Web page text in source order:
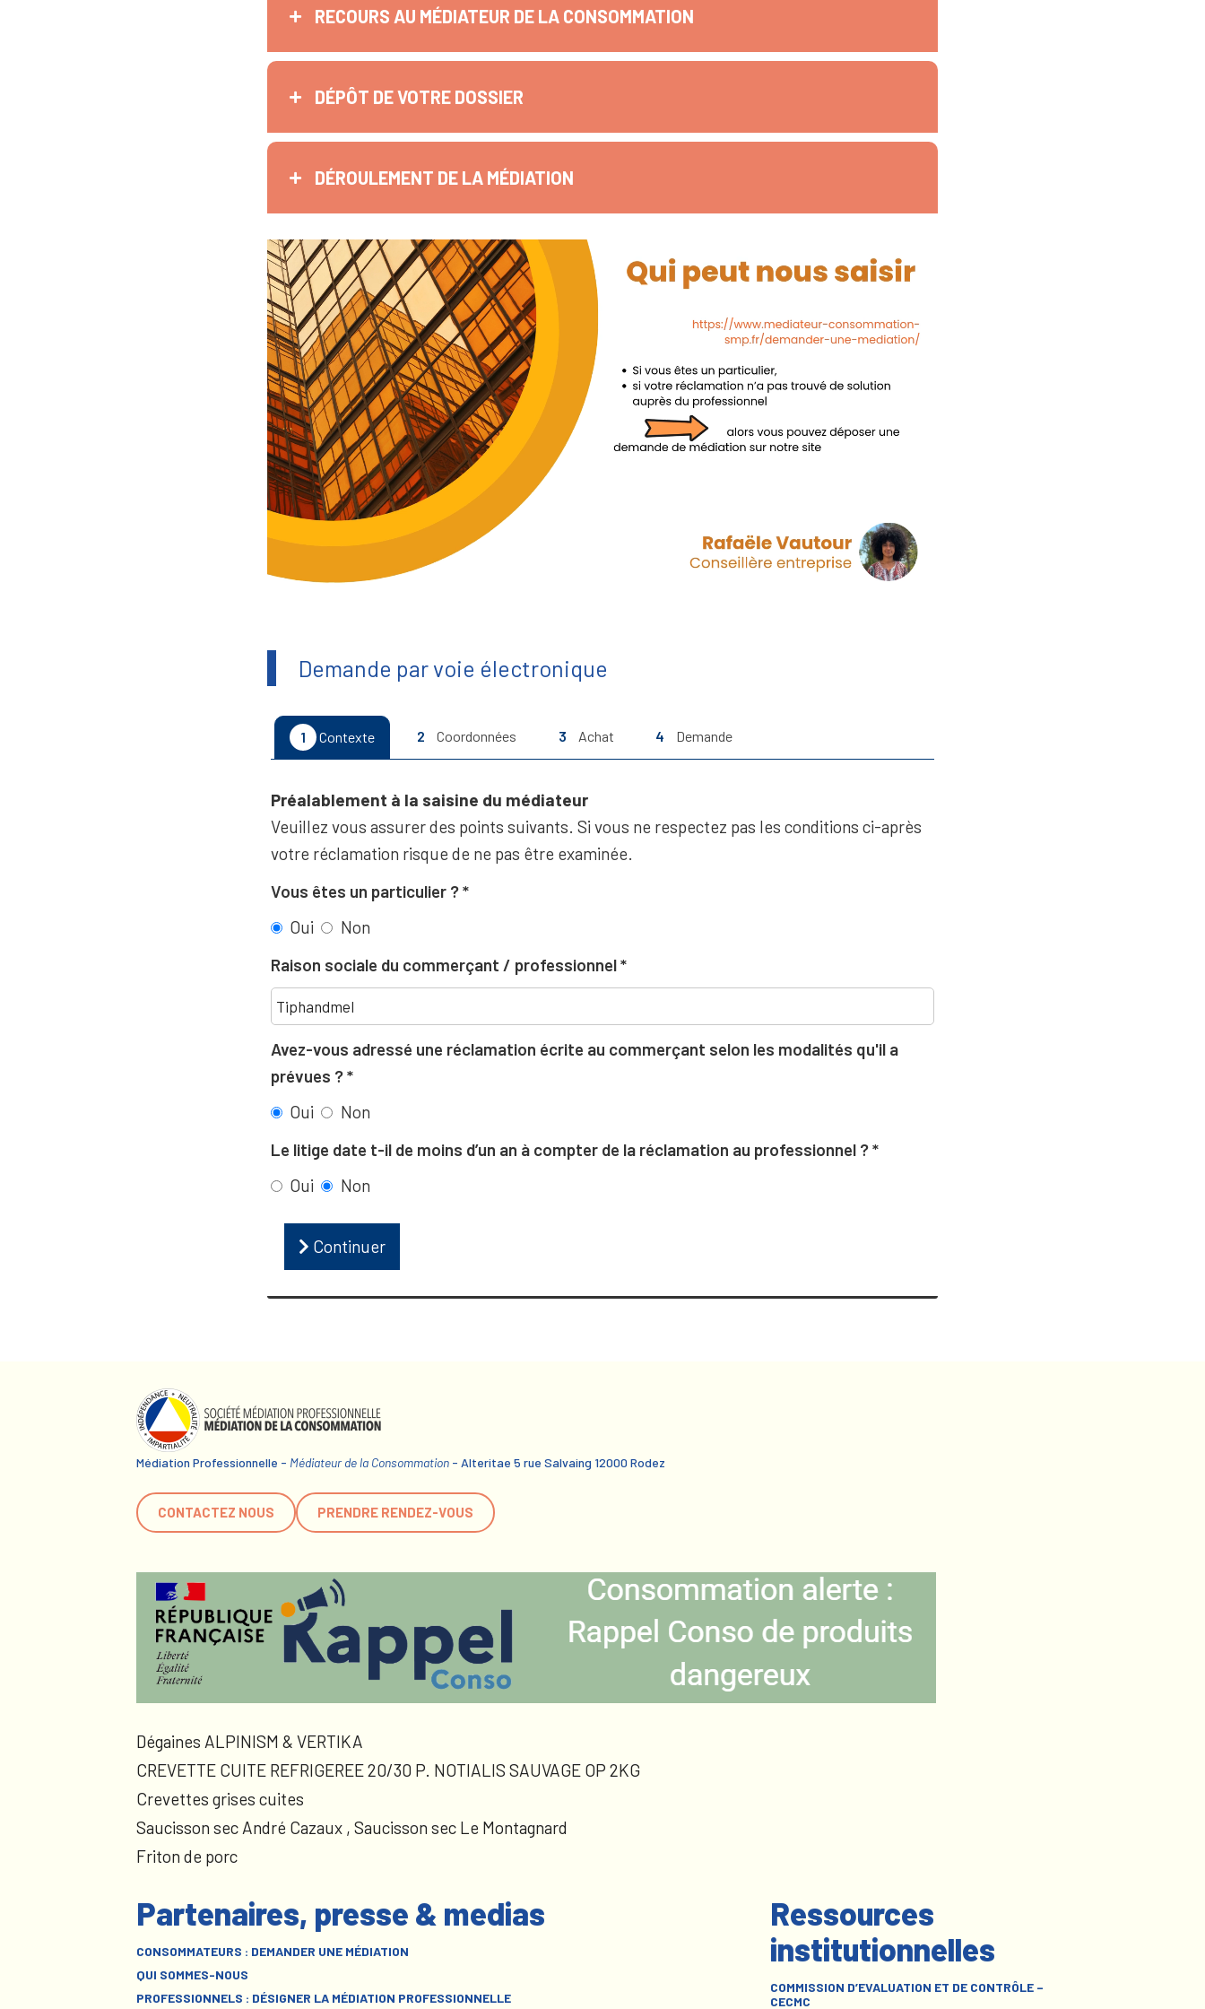
RECOURS AU MÉDIATEUR DE LA CONSOMMATION
DÉPÔT DE VOTRE DOSSIER
DÉROULEMENT DE LA MÉDIATION
Demande par voie électronique
1 Contexte 2 Coordonnées 3 Achat 4 Demande
Préalablement à la saisine du médiateur
Veuillez vous assurer des points suivants. Si vous ne respectez pas les conditions ci-après
votre réclamation risque de ne pas être examinée.
Vous êtes un particulier ?
Oui
Non
Raison sociale du commerçant / professionnel
Avez-vous adressé une réclamation écrite au commerçant selon les modalités qu'il a
prévues ?
Oui
Non
Le litige date t-il de moins d’un an à compter de la réclamation au professionnel ?
Oui
Non
Continuer
Médiation Professionnelle - Médiateur de la Consommation - Alteritae 5 rue Salvaing 12000 Rodez
CONTACTEZ NOUS PRENDRE RENDEZ-VOUS
Dégaines ALPINISM & VERTIKA
CREVETTE CUITE REFRIGEREE 20/30 P. NOTIALIS SAUVAGE OP 2KG
Crevettes grises cuites
Saucisson sec André Cazaux , Saucisson sec Le Montagnard
Friton de porc
Partenaires, presse & medias
CONSOMMATEURS : DEMANDER UNE MÉDIATION
QUI SOMMES-NOUS
PROFESSIONNELS : DÉSIGNER LA MÉDIATION PROFESSIONNELLE
Ressources
institutionnelles
COMMISSION D’EVALUATION ET DE CONTRÔLE –
CECMC